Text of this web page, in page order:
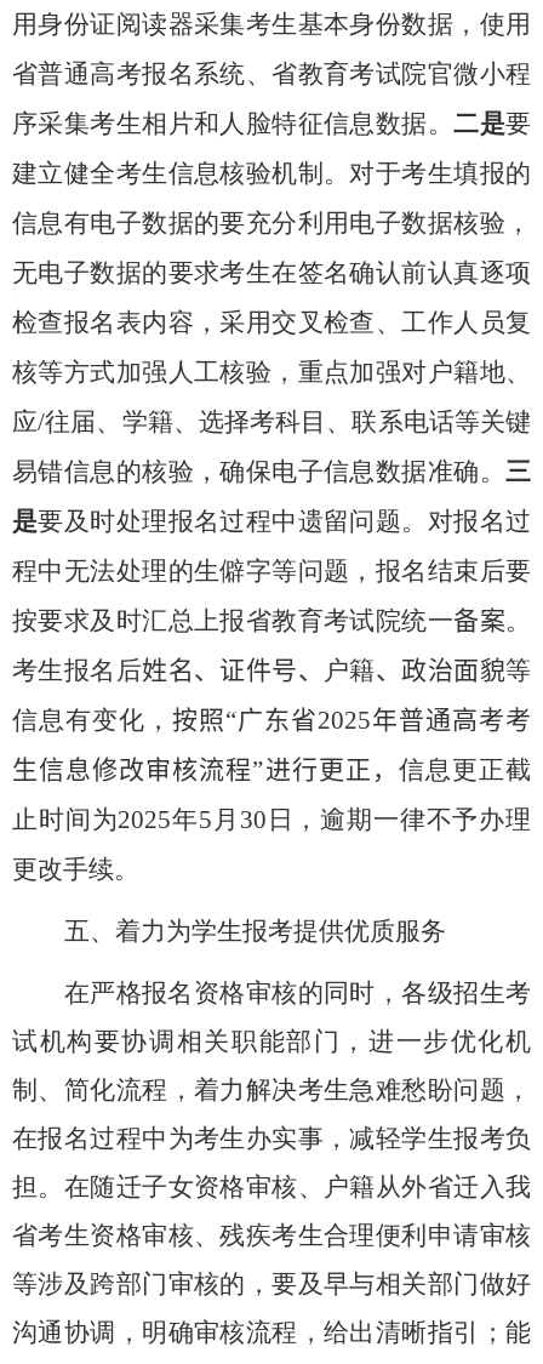
用身份证阅读器采集考生基本身份数据，使用
省普通高考报名系统、省教育考试院官微小程
序采集考生相片和人脸特征信息数据。二是要
建立健全考生信息核验机制。对于考生填报的
信息有电子数据的要充分利用电子数据核验，
无电子数据的要求考生在签名确认前认真逐项
检查报名表内容，采用交叉检查、工作人员复
核等方式加强人工核验，重点加强对户籍地、
应/往届、学籍、选择考科目、联系电话等关键
易错信息的核验，确保电子信息数据准确。 三
是要及时处理报名过程中遗留问题。对报名过
程中无法处理的生僻字等问题，报名结束后要
按要求及时汇总上报省教育考试院统一备案。
考生报名后姓名、证件号、 户籍、 政治面貌等
信息有变化， 按照“广东省2025年普通高考考
生信息修改审核流程”进行更正， 信息更正截
止时间为2025年5 月 30 日，逾期一律不予办理
更改手续。
五、着力为学生报考提供优质服务
在严格报名资格审核的同时，各级招生考
试机构要协调相关职能部门，进一步优化机
制、简化流程，着力解决考生急难愁盼问题，
在报名过程中为考生办实事，减轻学生报考负
担。在随迁子女资格审核、户籍从外省迁入我
省考生资格审核、残疾考生合理便利申请审核
等涉及跨部门审核的，要及早与相关部门做好
沟通协调，明确审核流程，给出清晰指引；能